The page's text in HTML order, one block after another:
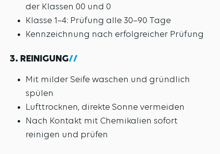
der Klassen 00 und 0
Klasse 1–4: Prüfung alle 30–90 Tage
Kennzeichnung nach erfolgreicher Prüfung
3. REINIGUNG
Mit milder Seife waschen und gründlich
spülen
Lufttrocknen, direkte Sonne vermeiden
Nach Kontakt mit Chemikalien sofort
reinigen und prüfen